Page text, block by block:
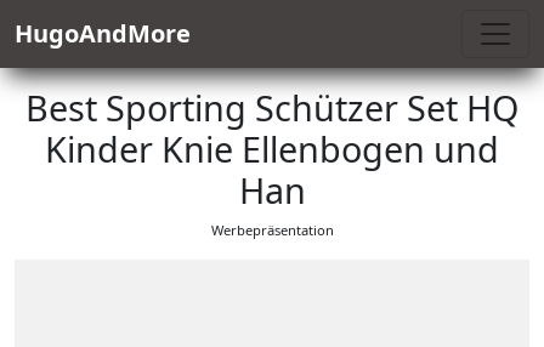
HugoAndMore
Best Sporting Schützer Set HQ
Kinder Knie Ellenbogen und
Han
Werbepräsentation